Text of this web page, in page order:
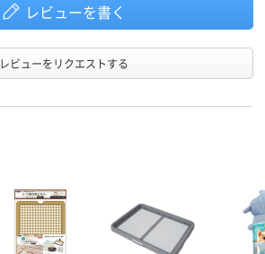
レビューを書く
レビューをリクエストする